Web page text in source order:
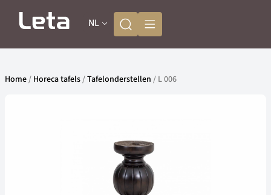
NL
Home/ Horeca tafels/Tafelonderstellen / L 006